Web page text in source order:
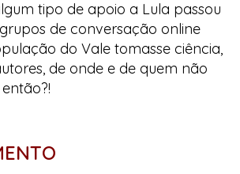
tipo de apoio a Lula passou
de conversação online
do Vale tomasse ciência,
de onde e de quem não